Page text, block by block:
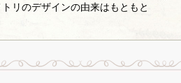
リのデザインの由来はもともと